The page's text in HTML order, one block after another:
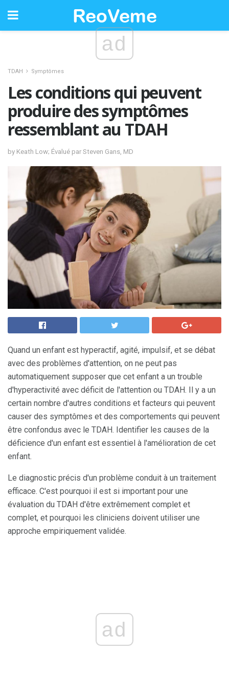
ad
TDAH Symptômes
Les conditions qui peuvent
produire des symptômes
ressemblant au TDAH
by Keath Low; Évalué par Steven Gans, MD
Quand un enfant est hyperactif, agité, impulsif, et se débat
avec des problèmes d'attention, on ne peut pas
automatiquement supposer que cet enfant a un trouble
d'hyperactivité avec déficit de l'attention ou TDAH. Il y a un
certain nombre d'autres conditions et facteurs qui peuvent
causer des symptômes et des comportements qui peuvent
être confondus avec le TDAH. Identifier les causes de la
déficience d'un enfant est essentiel à l'amélioration de cet
enfant.
Le diagnostic précis d'un problème conduit à un traitement
efficace. C'est pourquoi il est si important pour une
évaluation du TDAH d'être extrêmement complet et
complet, et pourquoi les cliniciens doivent utiliser une
approche empiriquement validée.
ad